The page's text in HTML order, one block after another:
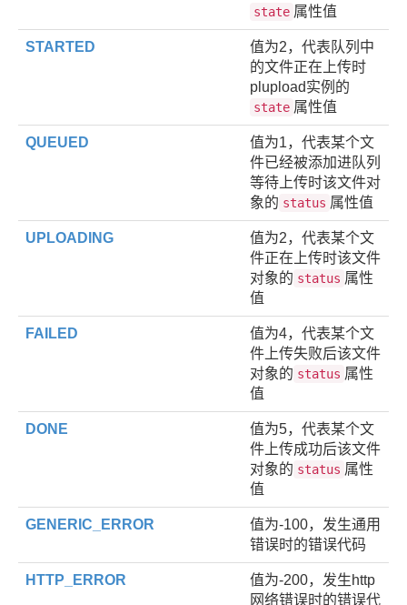
state 属性值
STARTED
值为2，代表队列中
的文件正在上传时
plupload实例的
state 属性值
QUEUED
值为1，代表某个文
件已经被添加进队列
等待上传时该文件对
象的 status 属性值
UPLOADING
值为2，代表某个文
件正在上传时该文件
对象的 status 属性
值
FAILED
值为4，代表某个文
件上传失败后该文件
对象的 status 属性
值
DONE
值为5，代表某个文
件上传成功后该文件
对象的 status 属性
值
GENERIC_ERROR
值为-100，发生通用
错误时的错误代码
HTTP_ERROR
值为-200，发生http
网络错误时的错误代